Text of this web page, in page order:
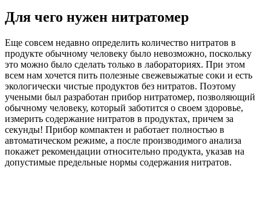
Для чего нужен нитратомер
Еще совсем недавно определить количество нитратов в
продукте обычному человеку было невозможно, поскольку
это можно было сделать только в лабораториях. При этом
всем нам хочется пить полезные свежевыжатые соки и есть
экологически чистые продуктов без нитратов. Поэтому
учеными был разработан прибор нитратомер, позволяющий
обычному человеку, который заботится о своем здоровье,
измерить содержание нитратов в продуктах, причем за
секунды! Прибор компактен и работает полностью в
автоматическом режиме, а после производимого анализа
покажет рекомендации относительно продукта, указав на
допустимые предельные нормы содержания нитратов.